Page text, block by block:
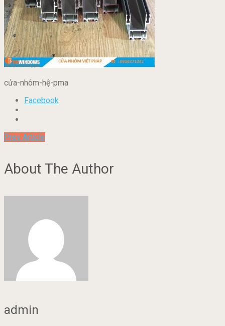
cửa-nhôm-hệ-pma
Facebook
Prev Article
About The Author
admin